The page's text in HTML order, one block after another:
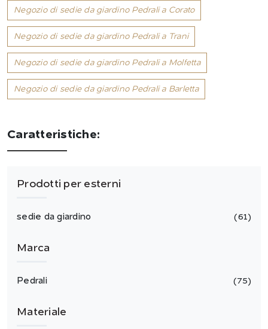
Negozio di sedie da giardino Pedrali a Corato
Negozio di sedie da giardino Pedrali a Trani
Negozio di sedie da giardino Pedrali a Molfetta
Negozio di sedie da giardino Pedrali a Barletta
Caratteristiche:
Prodotti per esterni
sedie da giardino 61
Marca
Pedrali 75
Materiale